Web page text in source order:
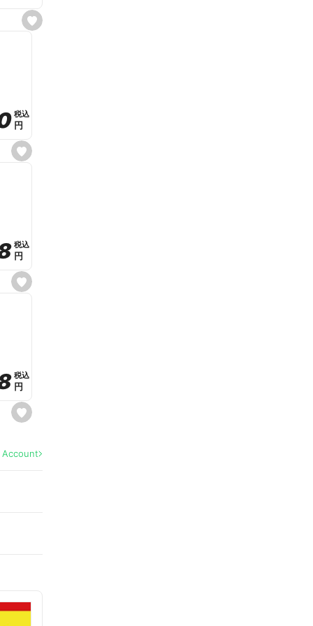
s
e
s
e
e
税込
税込
円
円
s
e
e
税込
税込
円
円
s
e
a
税込
税込
円
円